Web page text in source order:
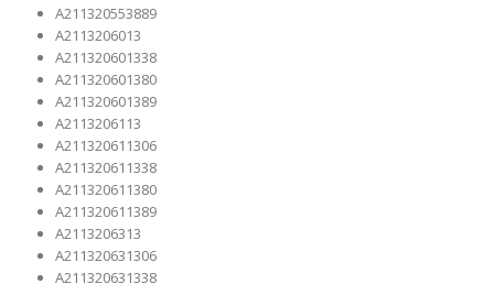
A211320553889
A2113206013
A211320601338
A211320601380
A211320601389
A2113206113
A211320611306
A211320611338
A211320611380
A211320611389
A2113206313
A211320631306
A211320631338